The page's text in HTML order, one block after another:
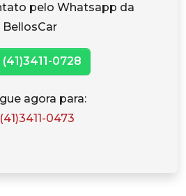
pelo Whatsapp da
BellosCar
(41)3411-0728
agora para:
(41)3411-0473